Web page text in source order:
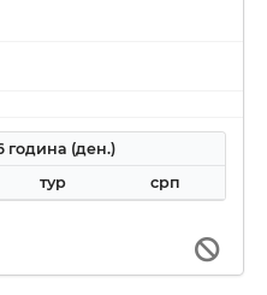
година (ден.)
тур срп